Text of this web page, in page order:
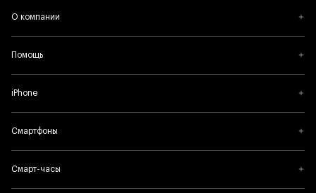
О компании
Помощь
iPhone
Смартфоны
Смарт-часы